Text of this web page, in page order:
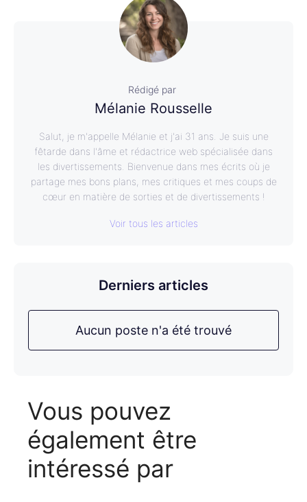
Rédigé par
Mélanie Rousselle
Salut, je m'appelle Mélanie et j'ai 31 ans. Je suis une
fêtarde dans l'âme et rédactrice web spécialisée dans
les divertissements. Bienvenue dans mes écrits où je
partage mes bons plans, mes critiques et mes coups de
cœur en matière de sorties et de divertissements !
Voir tous les articles
Derniers articles
Aucun poste n'a été trouvé
Vous pouvez
également être
intéressé par